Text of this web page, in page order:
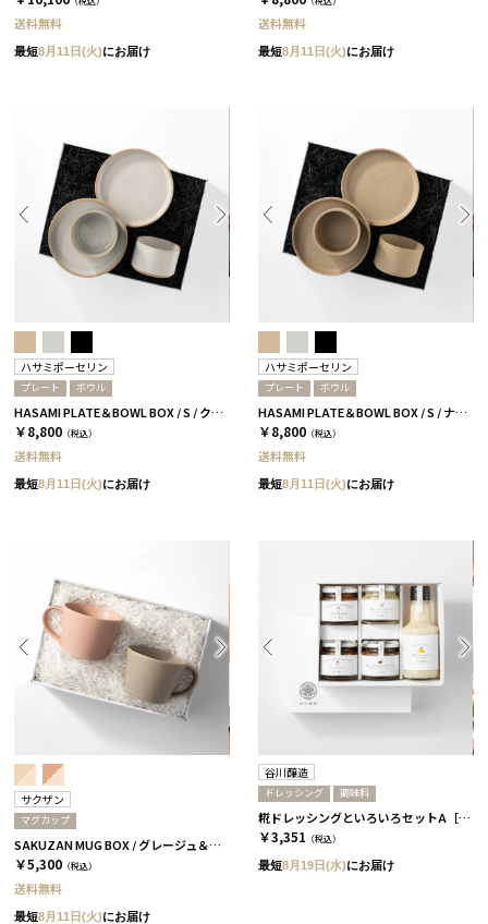
送料無料
最短8月11日(火)にお届け
送料無料
最短8月11日(火)にお届け
ハサミポーセリン
プレート ボウル
HASAMI PLATE＆BOWL BOX / S / クリア［ハサミポーセリン］
￥8,800 （税込）
送料無料
最短8月11日(火)にお届け
ハサミポーセリン
プレート ボウル
HASAMI PLATE＆BOWL BOX / S / ナチュラル［ハサミポーセリン］
￥8,800 （税込）
送料無料
最短8月11日(火)にお届け
サクザン
マグカップ
SAKUZAN MUG BOX / グレージュ＆コーラルベージュ［サクザン×HYACCA］
￥5,300 （税込）
送料無料
最短8月11日(火)にお届け
谷川醸造
ドレッシング 調味料
糀ドレッシングといろいろセットA［谷川醸造］
￥3,351 （税込）
最短8月19日(水)にお届け